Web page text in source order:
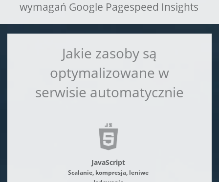
wymagań Google Pagespeed Insights
Jakie zasoby są
optymalizowane w
serwisie automatycznie
JavaScript
Scalanie, kompresja, leniwe